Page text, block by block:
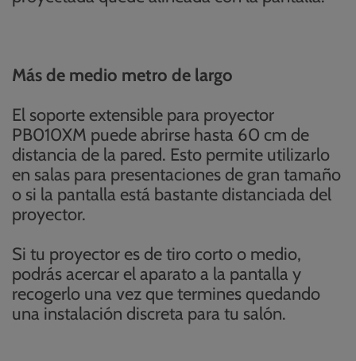
Más de medio metro de largo
El soporte extensible para proyector
PB010XM puede abrirse hasta 60 cm de
distancia de la pared. Esto permite utilizarlo
en salas para presentaciones de gran tamaño
o si la pantalla está bastante distanciada del
proyector.
Si tu proyector es de tiro corto o medio,
podrás acercar el aparato a la pantalla y
recogerlo una vez que termines quedando
una instalación discreta para tu salón.